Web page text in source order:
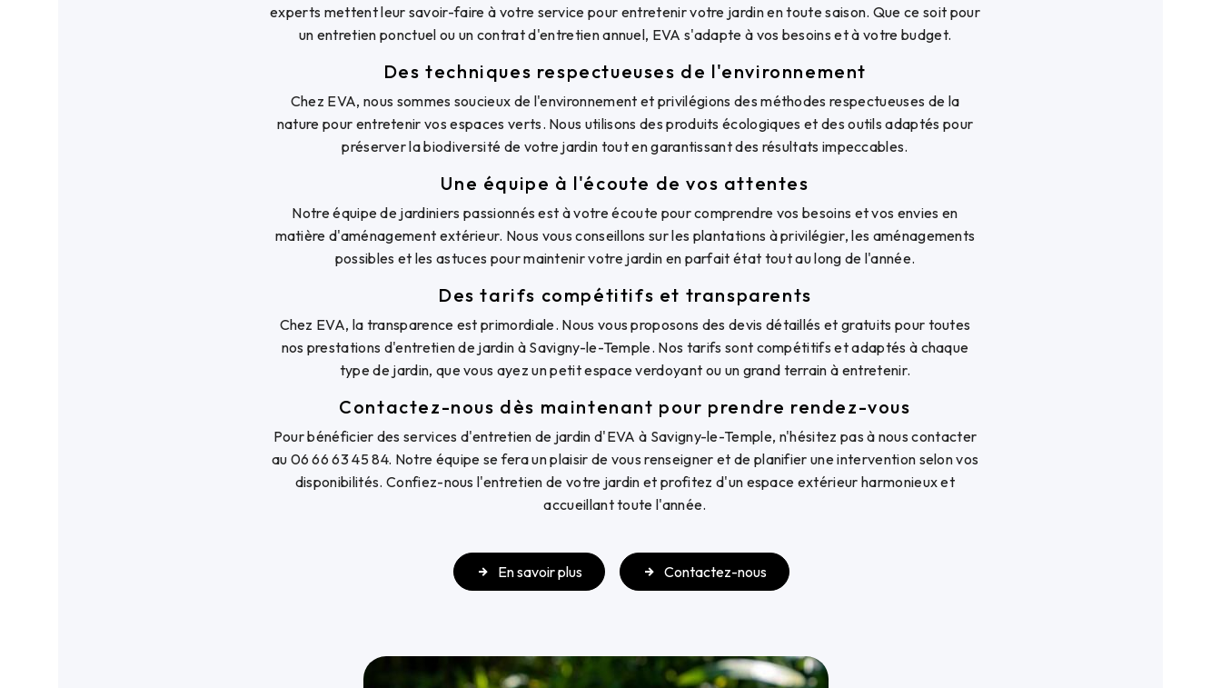
experts mettent leur savoir-faire à votre service pour entretenir votre jardin en toute saison. Que ce soit pour
un entretien ponctuel ou un contrat d'entretien annuel, EVA s'adapte à vos besoins et à votre budget.
Des techniques respectueuses de l'environnement
Chez EVA, nous sommes soucieux de l'environnement et privilégions des méthodes respectueuses de la
nature pour entretenir vos espaces verts. Nous utilisons des produits écologiques et des outils adaptés pour
préserver la biodiversité de votre jardin tout en garantissant des résultats impeccables.
Une équipe à l'écoute de vos attentes
Notre équipe de jardiniers passionnés est à votre écoute pour comprendre vos besoins et vos envies en
matière d'aménagement extérieur. Nous vous conseillons sur les plantations à privilégier, les aménagements
possibles et les astuces pour maintenir votre jardin en parfait état tout au long de l'année.
Des tarifs compétitifs et transparents
Chez EVA, la transparence est primordiale. Nous vous proposons des devis détaillés et gratuits pour toutes
nos prestations d'entretien de jardin à Savigny-le-Temple. Nos tarifs sont compétitifs et adaptés à chaque
type de jardin, que vous ayez un petit espace verdoyant ou un grand terrain à entretenir.
Contactez-nous dès maintenant pour prendre rendez-vous
Pour bénéficier des services d'entretien de jardin d'EVA à Savigny-le-Temple, n'hésitez pas à nous contacter
au 06 66 63 45 84. Notre équipe se fera un plaisir de vous renseigner et de planifier une intervention selon vos
disponibilités. Confiez-nous l'entretien de votre jardin et profitez d'un espace extérieur harmonieux et
accueillant toute l'année.
En savoir plus Contactez-nous